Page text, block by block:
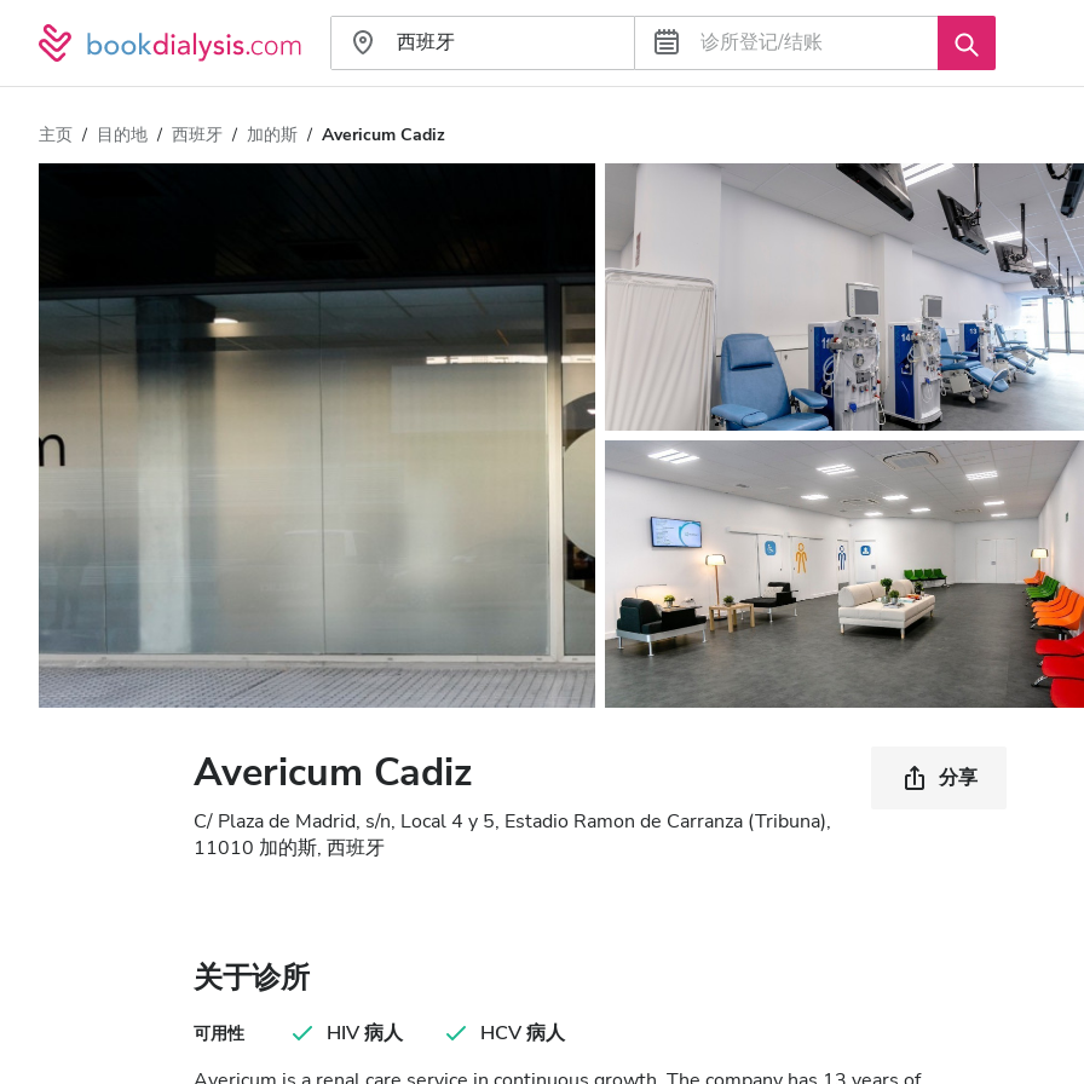
主页 目的地 西班牙 加的斯 Avericum Cadiz
Avericum Cadiz
C/ Plaza de Madrid, s/n, Local 4 y 5, Estadio Ramon de Carranza (Tribuna),
11010 加的斯, 西班牙
分享
关于诊所
可用性 HIV 病人
HCV 病人